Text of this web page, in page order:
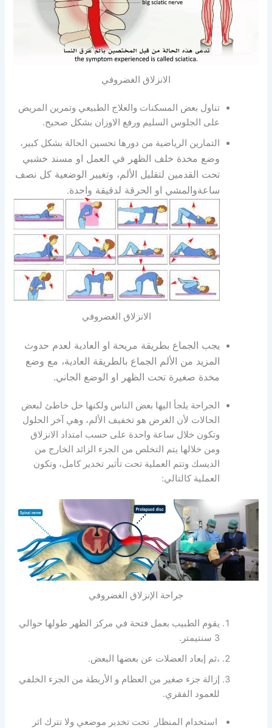
الانزلاق الغضروفي
تناول بعض المسكنات والعلاج الطبيعي وتمرين المريض
على الجلوس السليم ورفع الاوزان بشكل صحيح.
التمارين الرياضية من دورها تحسين الحالة بشكل كبير،
وضع مخدة خلف الظهر في العمل او مسند خشبي
تحت القدمين لتقليل الألم، وتغيير الوضعية كل نصف
ساعةوالمشي او الحرقة لدقيقة واحدة.
الانزلاق الغضروفي
يجب الجماع بطريقة مريحة او العادية لعدم حدوث
المزيد من الألم الجماع بالطريقة العادية، مع وضع
مخدة صغيرة تحت الظهر او الوضع الجاني.
الجراحة يلجأ اليها بعض الناس ولكنها حل خاطئ لبعض
الحالات لأن الغرض هو تخفيف الألم، وهي آخر الحلول
وتكون خلال ساعة واحدة على حسب امتداد الانزلاق
ومن خلالها يتم التخلص من الجزء الزائد الخارج من
الديسك وتتم العملية تحت تأثير تخدير كامل، وتكون
العملية كالتالي:
جراحة الإنزلاق الغضروفي
يقوم الطبيب بعمل فتحة في مركز الظهر طولها حوالي
3 سنتيمتر.
،ثم إبعاد العضلات عن بعضها البعض.
إزالة جزء صغير من العظام و الأربطة من الجزء الخلفي
للعمود الفقري.
استخدام المنظار تحت تخدير موضعي ولا تترك اثر